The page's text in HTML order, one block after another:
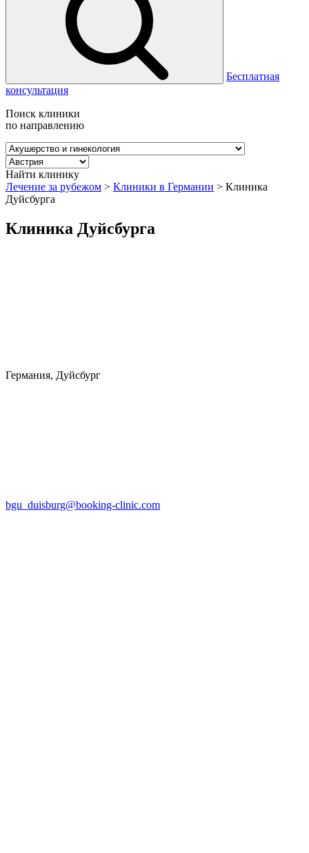
Бесплатная
консультация
Поиск клиники
по направлению
Найти клинику
Лечение за рубежом > Клиники в Германии > Клиника
Дуйсбурга
Клиника Дуйсбурга
Германия, Дуйсбург
bgu_duisburg@booking-clinic.com